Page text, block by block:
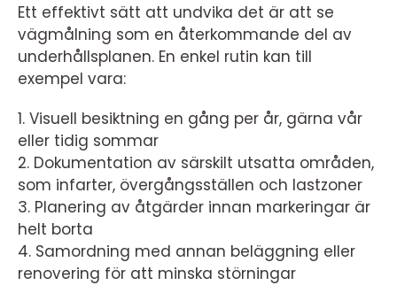
Ett effektivt sätt att undvika det är att se
vägmålning som en återkommande del av
underhållsplanen. En enkel rutin kan till
exempel vara:
1. Visuell besiktning en gång per år, gärna vår
eller tidig sommar
2. Dokumentation av särskilt utsatta områden,
som infarter, övergångsställen och lastzoner
3. Planering av åtgärder innan markeringar är
helt borta
4. Samordning med annan beläggning eller
renovering för att minska störningar